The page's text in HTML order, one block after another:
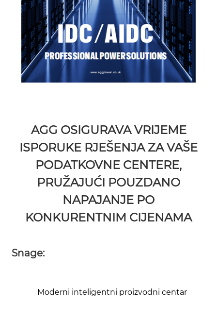
AGG OSIGURAVA VRIJEME
ISPORUKE RJEŠENJA ZA VAŠE
PODATKOVNE CENTERE,
PRUŽAJUĆI POUZDANO
NAPAJANJE PO
KONKURENTNIM CIJENAMA
Snage:
Moderni inteligentni proizvodni centar